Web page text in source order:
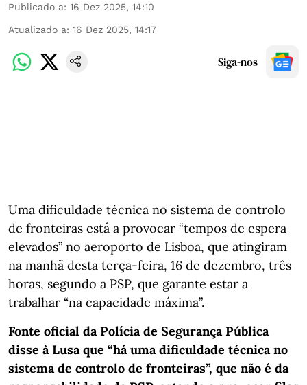
Publicado a: 16 Dez 2025, 14:10
Atualizado a: 16 Dez 2025, 14:17
Siga-nos
Uma dificuldade técnica no sistema de controlo
de fronteiras está a provocar “tempos de espera
elevados” no aeroporto de Lisboa, que atingiram
na manhã desta terça-feira, 16 de dezembro, três
horas, segundo a PSP, que garante estar a
trabalhar “na capacidade máxima”.
Fonte oficial da Polícia de Segurança Pública
disse à Lusa que “há uma dificuldade técnica no
sistema de controlo de fronteiras”, que não é da